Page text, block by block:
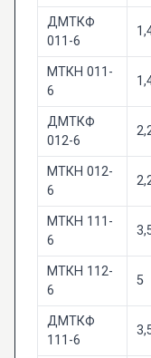
ДМТКФ
011-6
МТКН 011-
6
ДМТКФ
012-6
МТКН 012-
6
МТКН 111-
6
МТКН 112-
6
5
ДМТКФ
111-6